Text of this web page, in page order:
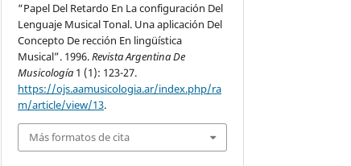
“Papel Del Retardo En La configuración Del
Lenguaje Musical Tonal. Una aplicación Del
Concepto De rección En lingüística
Musical”. 1996.Revista Argentina De
Musicología 1 (1): 123-27.
https://ojs.aamusicologia.ar/index.php/ra
m/article/view/13.
Más formatos de cita